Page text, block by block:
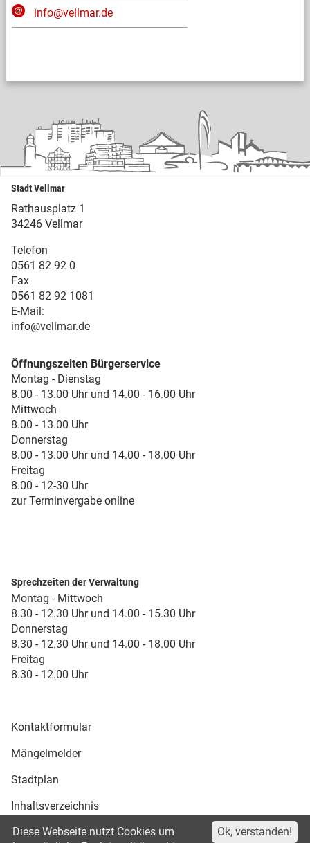
info@vellmar.de
Stadt Vellmar
Rathausplatz 1
34246 Vellmar
Telefon
0561 82 92 0
Fax
0561 82 92 1081
E-Mail:
info@vellmar.de
Öffnungszeiten Bürgerservice
Montag - Dienstag
8.00 - 13.00 Uhr und 14.00 - 16.00 Uhr
Mittwoch
8.00 - 13.00 Uhr
Donnerstag
8.00 - 13.00 Uhr und 14.00 - 18.00 Uhr
Freitag
8.00 - 12-30 Uhr
zur Terminvergabe online
Sprechzeiten der Verwaltung
Montag - Mittwoch
8.30 - 12.30 Uhr und 14.00 - 15.30 Uhr
Donnerstag
8.30 - 12.30 Uhr und 14.00 - 18.00 Uhr
Freitag
8.30 - 12.00 Uhr
Kontaktformular
Mängelmelder
Stadtplan
Inhaltsverzeichnis
Druckansicht
Ok, verstanden!
Diese Webseite nutzt Cookies um